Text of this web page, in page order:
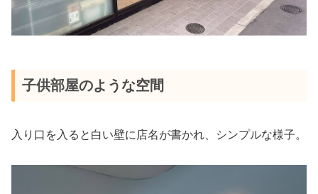
子供部屋のような空間
入り口を入ると白い壁に店名が書かれ、シンプルな様子。